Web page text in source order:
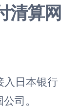
清算网
入日本银行
司。